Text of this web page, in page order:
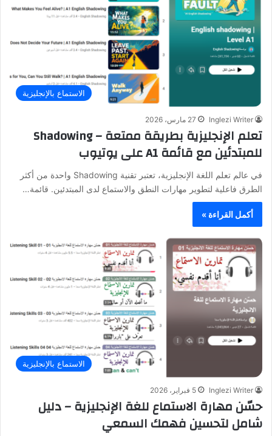
الاستماع بالإنجليزية
Inglezi Writer 27 مارس، 2026
تعلم الإنجليزية بطريقة ممتعة – Shadowing
للمبتدئين مع قائمة A1 على يوتيوب
في عالم تعلم اللغة الإنجليزية، تعتبر تقنية Shadowing واحدة من أكثر
الطرق فاعلية لتطوير مهارات النطق والاستماع لدى المبتدئين. قائمة…
أكمل القراءة »
الاستماع بالإنجليزية
Inglezi Writer 5 فبراير، 2026
حسّن مهارة الاستماع للغة الإنجليزية – دليل
شامل لتحسين فهمك السمعي